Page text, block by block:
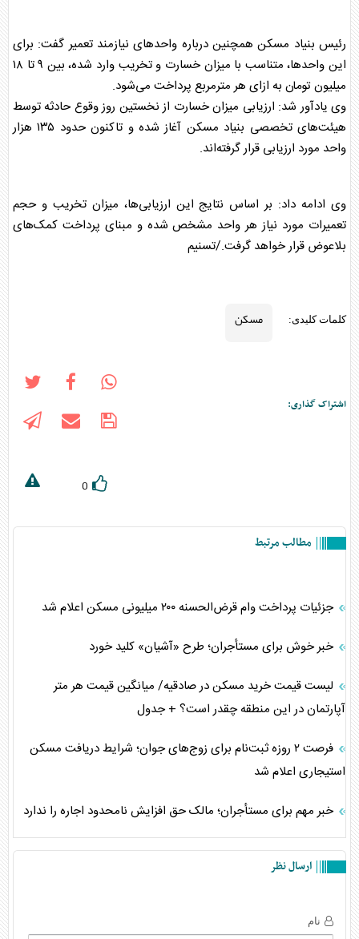
رئیس بنیاد مسکنهمچنین درباره واحد‌های نیازمند تعمیر گفت: برای
این واحدها، متناسب با میزان خسارت و تخریب وارد شده، بین ۹ تا ۱۸
میلیون تومان به ازای هر مترمربع پرداخت می‌شود.
وی یادآور شد: ارزیابی میزان خسارت از نخستین روز وقوع حادثه توسط
هیئت‌های تخصصی بنیاد مسکن
آغاز شده و تاکنون حدود ۱۳۵ هزار
واحد مورد ارزیابی قرار گرفته‌اند.
وی ادامه داد: بر اساس نتایج این ارزیابی‌ها، میزان تخریب و حجم
تعمیرات مورد نیاز هر واحد مشخص شده و مبنای پرداخت کمک‌های
بلاعوض قرار خواهد گرفت./تسنیم
کلمات کلیدی: مسکن
اشتراک گذاری:
0
مطالب مرتبط
جزئیات پرداخت وام قرض‌الحسنه ۲۰۰ میلیونی مسکن اعلام شد
خبر خوش برای مستأجران؛ طرح «آشیان» کلید خورد
لیست قیمت خرید مسکن در صادقیه/ میانگین قیمت هر متر
آپارتمان در این منطقه چقدر است؟ + جدول
فرصت ۲ روزه ثبت‌نام برای زوج‌های جوان؛ شرایط دریافت مسکن
استیجاری اعلام شد
خبر مهم برای مستأجران؛ مالک حق افزایش نامحدود اجاره را ندارد
ارسال نظر
نام